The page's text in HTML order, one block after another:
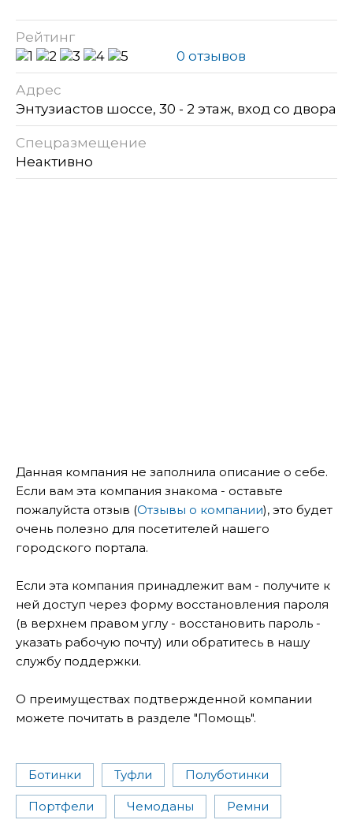
Рейтинг
0 отзывов
Адрес
Энтузиастов шоссе, 30 - 2 этаж, вход со двора
Спецразмещение
Неактивно
Данная компания не заполнила описание о себе.
Если вам эта компания знакома - оставьте
пожалуйста отзыв (Отзывы о компании), это будет
очень полезно для посетителей нашего
городского портала.
Если эта компания принадлежит вам - получите к
ней доступ через форму восстановления пароля
(в верхнем правом углу - восстановить пароль -
указать рабочую почту) или обратитесь в нашу
службу поддержки.
О преимуществах подтвержденной компании
можете почитать в разделе "Помощь".
Ботинки Туфли Полуботинки
Портфели Чемоданы Ремни